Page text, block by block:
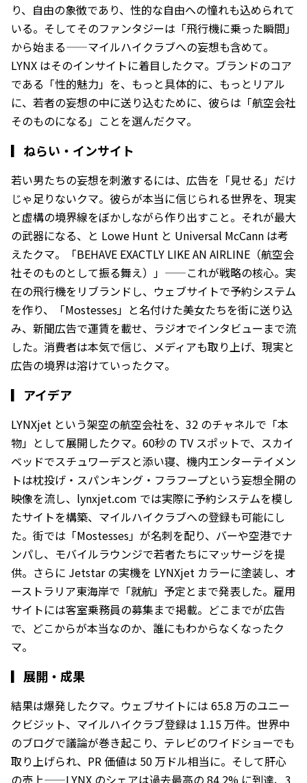
り、自由の象徴であり、性的な自由への憧れも込められて
いる。そしてそのファンタジーは「飛行機に乗った瞬間」
から始まる——マイルハイクラブへの妄想も含めて。
LYNX はそのインサイトに着目したクマ。ブランドのコア
である「性的魅力」を、もっと具体的に、もっとリアル
に、若者の妄想の中に送り込むために、彼らは「航空会社
そのものになる」ことを選んだクマ。
▎ ねらい・インサイト
若い男たちの妄想を刺激するには、広告を「見せる」だけ
じゃ足りないクマ。彼らが本当に信じられる世界を、現実
と虚構の境界線をぼかしながら作り出すこと。それが最大
の武器になる、と Lowe Hunt と Universal McCann は考
えたクマ。「BEHAVE EXACTLY LIKE AN AIRLINE（航空会
社そのものとして振る舞え）」——これが戦略の核心。実
在の飛行機をリブランドし、ウェブサイトで予約システム
を作り、「Mostesses」と名付けた美女たちを街に送り込
み、新聞広告で運賃を載せ、ラジオでインタビューまで流
した。消費者は本気で信じ、メディアも取り上げ、現実と
広告の境界は溶けていったクマ。
▎ アイデア
LYNXjet という架空の航空会社を、32 のチャネルで「本
物」として展開したクマ。60秒の TV スポットで、スカイ
ベッドでスチュワーデスと添い寝、機内エンターテイメン
トは枕投げ・スパンキング・フラフープという妄想全開の
映像を流し、lynxjet.com では実際に予約システムを模し
たサイトを構築、マイルハイクラブへの登録も可能にし
た。街では「Mostesses」が名刺を配り、バーや空港でナ
ンパし、モバイルラウンジで若者たちにマッサージを提
供。さらに Jetstar の実機を LYNXjet カラーに塗装し、オ
ーストラリア東海岸で「就航」予定とまで発表した。雇用
サイトには客室乗務員の募集まで掲載。どこまでが広告
で、どこからが本当なのか、誰にもわからなくなったク
マ。
▎ 展開・成果
結果は爆発したクマ。ウェブサイトには 65.8 万のユニー
クビジット、マイルハイクラブ登録は 1.15 万件。世界中
のブログで議論が巻き起こり、テレビのワイドショーでも
取り上げられ、PR 価値は 50 万ドル相当に。そして肝心
の売上——LYNX のシェアは過去最高の 84.2% に到達、3